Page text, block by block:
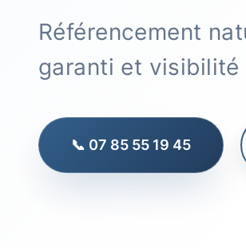
Référencement
garanti et visibilité
📞 07 85 55 19 45